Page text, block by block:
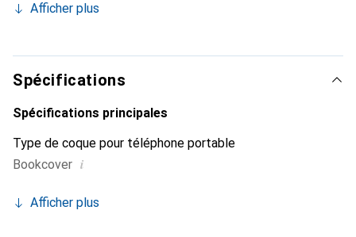
smartphone. La marque Noreve est reconnue
est toujours un bon choix pour le client exigeant.
Afficher plus
Spécifications
Spécifications principales
Type de coque pour téléphone portable
Bookcover i
Afficher plus